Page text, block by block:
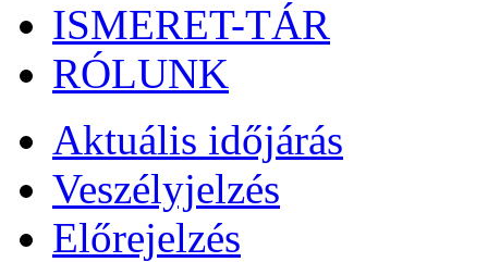
ISMERET-TÁR
RÓLUNK
Aktuális időjárás
Veszélyjelzés
Előrejelzés